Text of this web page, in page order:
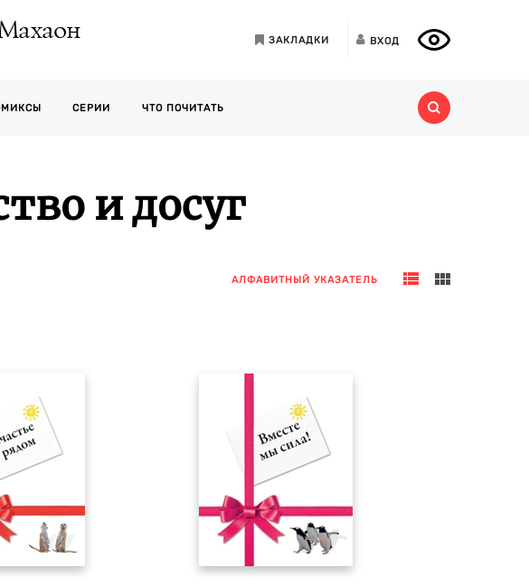
ЗАКЛАДКИ ВХОД
СЕРИИ ЧТО ПОЧИТАТЬ
и досуг
АЛФАВИТНЫЙ УКАЗАТЕЛЬ